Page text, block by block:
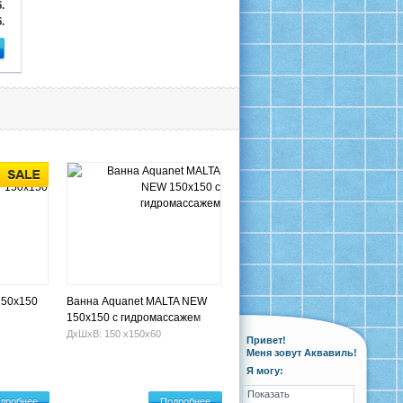
Ванна Aquanet MALTA NEW
150х150 с гидромассажем
ДхШхВ: 150 х150х60
Привет!
Меня зовут Аквавиль!
Я могу:
Показать